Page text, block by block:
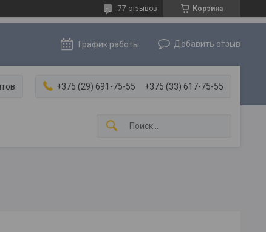
Корзина
77 отзывов
График работы Добавить отзыв
+375 (29) 691-75-55 +375 (33) 617-75-55